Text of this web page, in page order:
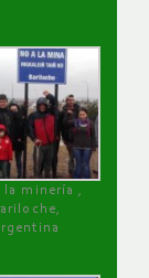
la minería ,